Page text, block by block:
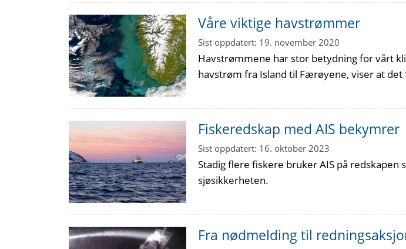
Våre viktige havstrømmer
Sist oppdatert: 19. november 2020
Havstrømmene har stor betydning for vårt
havstrøm fra Island til Færøyene, viser at
Fiskeredskap med AIS bekymrer
Sist oppdatert: 16. oktober 2023
Stadig flere fiskere bruker AIS på
sjøsikkerheten.
Fra nødmelding til